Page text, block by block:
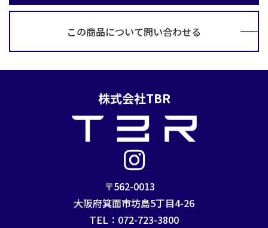
この商品について問い合わせる
株式会社TBR
〒562-0013
大阪府箕面市坊島5丁目4-26
TEL：072-723-3800